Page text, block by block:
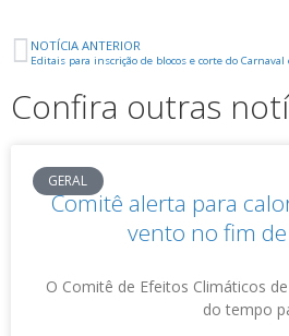
NOTÍCIA ANTERIOR
Editais para inscrição de blocos e corte do
Confira outras
GERAL
Comitê alerta para
vento no fim
O Comitê de Efeitos Climáticos
do tempo